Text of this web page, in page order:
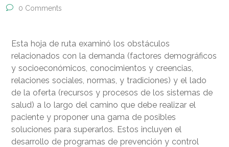
0 Comments
Esta hoja de ruta examinó los obstáculos
relacionados con la demanda (factores demográficos
y socioeconómicos, conocimientos y creencias,
relaciones sociales, normas, y tradiciones) y el lado
de la oferta (recursos y procesos de los sistemas de
salud) a lo largo del camino que debe realizar el
paciente y proponer una gama de posibles
soluciones para superarlos. Estos incluyen el
desarrollo de programas de prevención y control